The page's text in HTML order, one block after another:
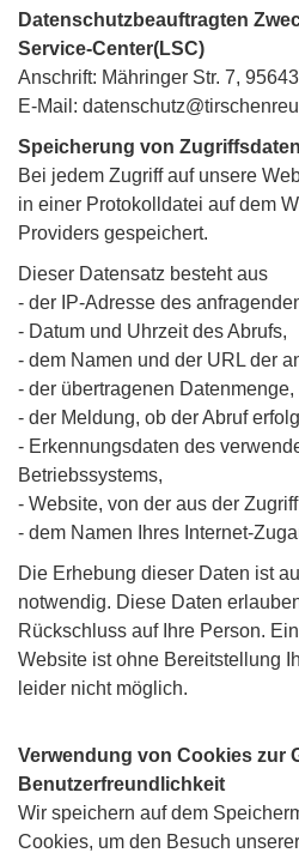
Datenschutzbeauftragten
Service-Center(LSC)
Anschrift: Mähringer Str. 7,
E-Mail:
Speicherung von Zugriffsdaten
Bei jedem Zugriff auf unsere
in einer Protokolldatei auf dem
Providers gespeichert.
Dieser Datensatz besteht aus
- der IP-Adresse des
- Datum und Uhrzeit des Abrufs,
- dem Namen und der URL der
- der übertragenen Datenmenge,
- der Meldung, ob der Abruf
- Erkennungsdaten des
Betriebssystems,
- Website, von der aus der
- dem Namen Ihres Internet-
Die Erhebung dieser Daten ist
notwendig. Diese Daten
Rückschluss auf Ihre Person.
Website ist ohne Bereitstellung
leider nicht möglich.
Verwendung von Cookies zur
Benutzerfreundlichkeit
Wir speichern auf dem
Cookies, um den Besuch